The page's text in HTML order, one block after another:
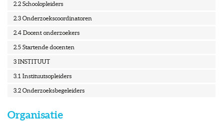
2.2 Schoolopleiders
2.3 Onderzoekscoordinatoren
2.4 Docent onderzoekers
2.5 Startende docenten
3 INSTITUUT
3.1 Instituutsopleiders
3.2 Onderzoeksbegeleiders
Organisatie